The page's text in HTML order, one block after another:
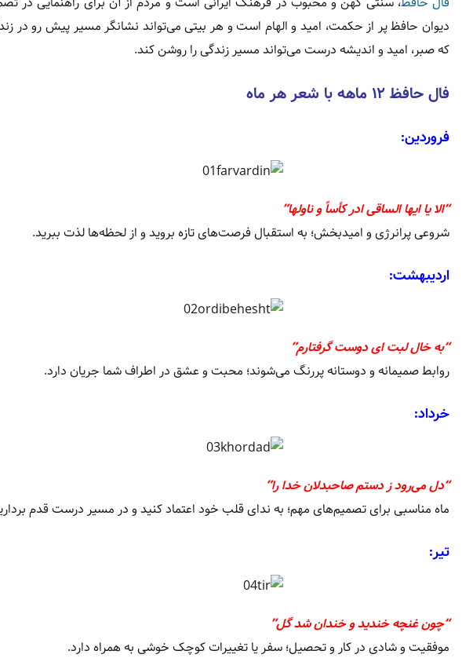
دیوان حافظ پر از حکمت، امید و الهام است و هر بیتی می‌تواند نشانگر مسیر پیش رو در
که صبر، امید و اندیشه درست می‌تواند مسیر زندگی را روشن کند.
فال حافظ ۱۲ ماهه با شعر هر ماه
فروردین:
“الا یا ایها الساقی ادر کأساً و ناولها”
شروعی پرانرژی و امیدبخش؛ به استقبال فرصت‌های تازه بروید و از لحظه‌ها لذت ببرید.
اردیبهشت:
“به خال لبت ای دوست گرفتارم”
روابط صمیمانه و دوستانه پررنگ می‌شوند؛ محبت و عشق در اطراف شما جریان دارد.
خرداد:
“دل می‌رود ز دستم صاحبدلان خدا را”
ماه مناسبی برای تصمیم‌های مهم؛ به ندای قلب خود اعتماد کنید و در مسیر درست قدم
تیر:
“چون غنچه خندید و خندان شد گل”
موفقیت و شادی در کار و تحصیل؛ سفر یا تغییرات کوچک خوشی به همراه دارد.